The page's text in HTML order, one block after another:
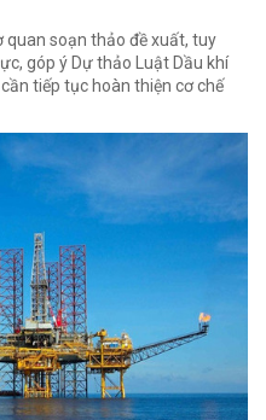
quan soạn thảo đề xuất, tuy
góp ý Dự thảo Luật Dầu khí
tiếp tục hoàn thiện cơ chế